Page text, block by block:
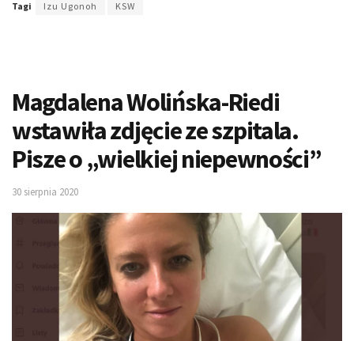
Tagi Izu Ugonoh KSW
Magdalena Wolińska-Riedi
wstawiła zdjęcie ze szpitala.
Pisze o „wielkiej niepewności”
30 sierpnia 2020